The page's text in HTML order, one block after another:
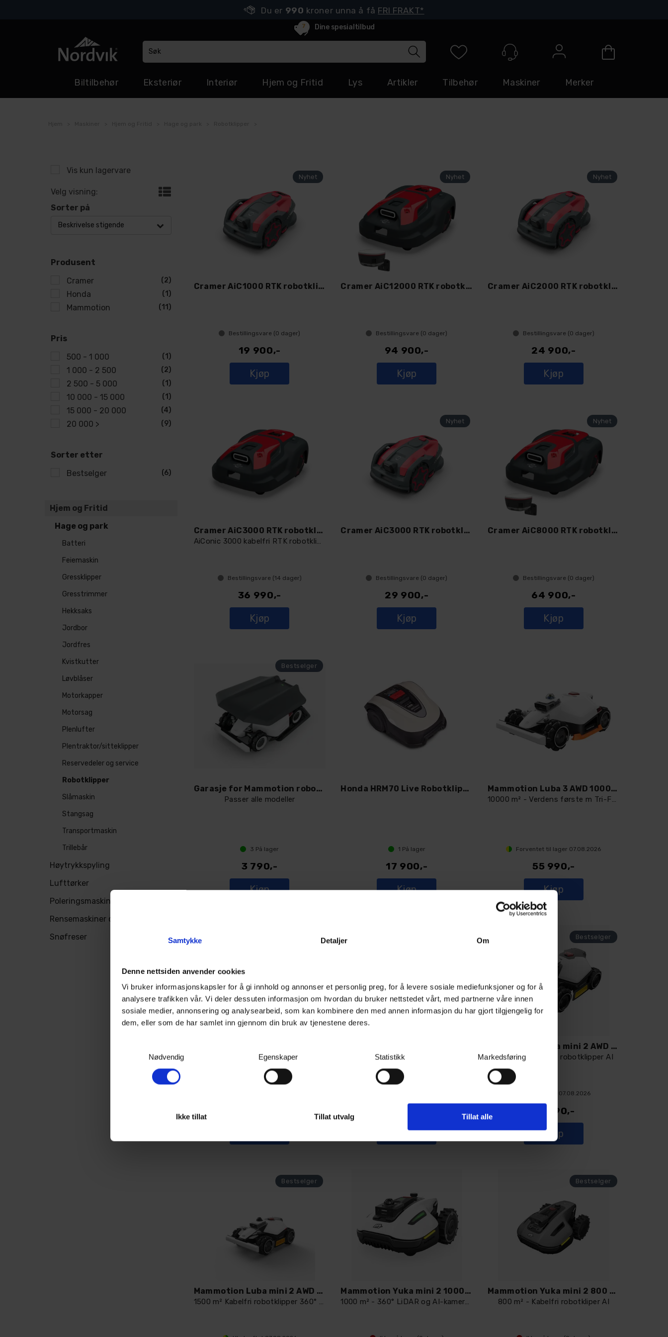
Samtykke Detaljer Om
Denne nettsiden anvender cookies
Vi bruker informasjonskapsler for å gi innhold og annonser et personlig preg, for å levere sosiale mediefunksjoner og for å
analysere trafikken vår. Vi deler dessuten informasjon om hvordan du bruker nettstedet vårt, med partnerne våre innen
sosiale medier, annonsering og analysearbeid, som kan kombinere den med annen informasjon du har gjort tilgjengelig for
dem, eller som de har samlet inn gjennom din bruk av tjenestene deres.
Nødvendig
Egenskaper Statistikk Markedsføring
Ikke tillat Tillat utvalg Tillat alle
7 Dine spesialtilbud
Biltilbehør Eksteriør Interiør Hjem og Fritid Lys Artikler Tilbehør Maskiner Merker
Du er 990 kroner unna å få FRI FRAKT*
Vis kun lagervare
Velg visning:
Sorter på
Beskrivelse stigende
Produsent
Cramer
(2)
Honda (1)
Mammotion (11)
Pris
500 - 1 000
(1)
1 000 - 2 500 (2)
2 500 - 5 000 (1)
10 000 - 15 000 (1)
15 000 - 20 000 (4)
20 000 > (9)
Sorter etter
Bestselger
(6)
Hjem og Fritid
Hage og park
Batteri
Feiemaskin
Gressklipper
Gresstrimmer
Hekksaks
Jordbor
Jordfres
Kvistkutter
Løvblåser
Motorkapper
Motorsag
Plenlufter
Plentraktor/sitteklipper
Reservedeler og service
Robotklipper
Slåmaskin
Stangsag
Transportmaskin
Trillebår
Høytrykkspyling
Lufttørker
Poleringsmaskiner
Rensemaskiner og støvsugere
Snøfreser
Cramer AiC1000 RTK robotklipper med ante
Bestillingsvare (0 dager)
19 900,-
Kjøp
Cramer AiC12000 RTK robotklipper med RA1
Bestillingsvare (0 dager)
94 900,-
Kjøp
Cramer AiC2000 RTK robotklipper med ante
Bestillingsvare (0 dager)
24 900,-
Kjøp
Cramer AiC3000 RTK robotklipper
AiConic 3000 kabelfri RTK robotklipper
Bestillingsvare (14 dager)
36 990,-
Kjøp
Cramer AiC3000 RTK robotklipper med ante
Bestillingsvare (0 dager)
29 900,-
Kjøp
Cramer AiC8000 RTK robotklipper med RA10
Bestillingsvare (0 dager)
64 900,-
Kjøp
Garasje for Mammotion robotklippere
Passer alle modeller
3 På lager
3 790,-
Kjøp
Honda HRM70 Live Robotklipper
1 På lager
17 900,-
Kjøp
Mammotion Luba 3 AWD 10000 robotklipper
Forventet til lager 07.08.2026
55 990,-
Kjøp
3000 m² - kabelfri AWD-robotklipper
Kjøp
Mammotion Luba mini 2 AWD 1000 robotklip
1000 m² - Kabelfri robotklipper AI
07.08.2026
18 990,-
Kjøp
Mammotion Luba mini 2 AWD 1500
1500 m² Kabelfri robotklipper 360° LiDAR
Mammotion Yuka mini 2 1000 robotklipper
1000 m² - 360° LiDAR og AI-kamerasyn
Mammotion Yuka mini 2 800 robotklipper
800 m² - Kabelfri robotkliper AI